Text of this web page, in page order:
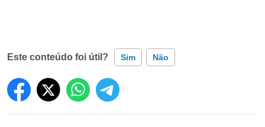
Este conteúdo foi útil? Sim Não
Este conteúdo contém informação incorreta